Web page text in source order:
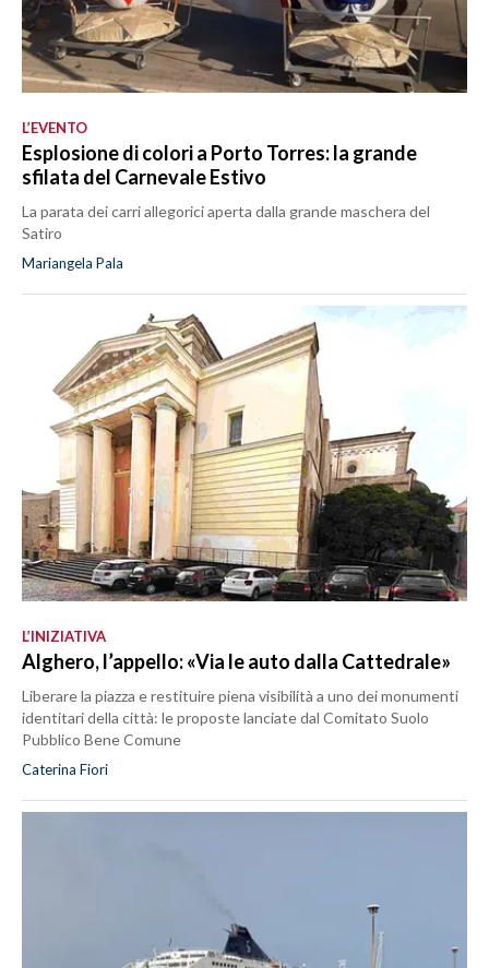
L’EVENTO
Esplosione di colori a Porto Torres: la grande
sfilata del Carnevale Estivo
La parata dei carri allegorici aperta dalla grande maschera del
Satiro
Mariangela Pala
L’INIZIATIVA
Alghero, l’appello: «Via le auto dalla Cattedrale»
Liberare la piazza e restituire piena visibilità a uno dei monumenti
identitari della città: le proposte lanciate dal Comitato Suolo
Pubblico Bene Comune
Caterina Fiori